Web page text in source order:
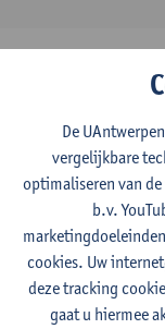
“Aan
stigma"
Elise Wuyts
Tientallen
rugzakje
8 juli 2026
De
vergelijkbare
optimaliseren van
b.v.
cookies. Uw
deze tracking
gaat u hiermee